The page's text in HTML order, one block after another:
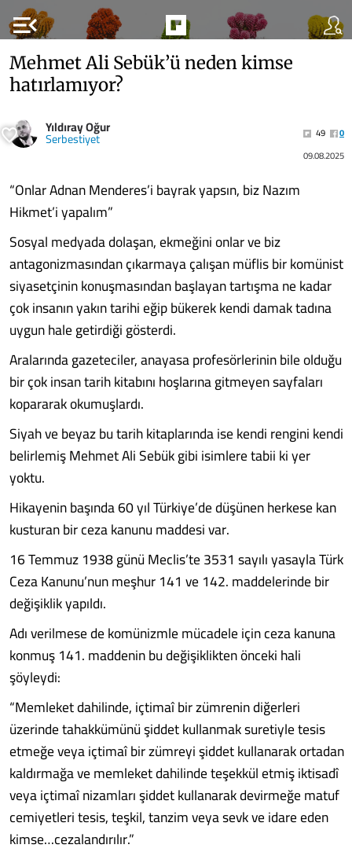
menu_open
Mehmet Ali Sebük’ü neden kimse
hatırlamıyor?
Yıldıray Oğur
Serbestiyet 49
0
09.08.2025
“Onlar Adnan Menderes’i bayrak yapsın, biz Nazım
Hikmet’i yapalım”
Sosyal medyada dolaşan, ekmeğini onlar ve biz
antagonizmasından çıkarmaya çalışan müflis bir komünist
siyasetçinin konuşmasından başlayan tartışma ne kadar
çok insanın yakın tarihi eğip bükerek kendi damak tadına
uygun hale getirdiği gösterdi.
Aralarında gazeteciler, anayasa profesörlerinin bile olduğu
bir çok insan tarih kitabını hoşlarına gitmeyen sayfaları
kopararak okumuşlardı.
Siyah ve beyaz bu tarih kitaplarında ise kendi rengini kendi
belirlemiş Mehmet Ali Sebük gibi isimlere tabii ki yer
yoktu.
Hikayenin başında 60 yıl Türkiye’de düşünen herkese kan
kusturan bir ceza kanunu maddesi var.
16 Temmuz 1938 günü Meclis’te 3531 sayılı yasayla Türk
Ceza Kanunu’nun meşhur 141 ve 142. maddelerinde bir
değişiklik yapıldı.
Adı verilmese de komünizmle mücadele için ceza kanuna
konmuş 141. maddenin bu değişiklikten önceki hali
şöyleydi:
“Memleket dahilinde, içtimaî bir zümrenin diğerleri
üzerinde tahakkümünü şiddet kullanmak suretiyle tesis
etmeğe veya içtimaî bir zümreyi şiddet kullanarak ortadan
kaldırmağa ve memleket dahilinde teşekkül etmiş iktisadî
veya içtimaî nizamları şiddet kullanarak devirmeğe matuf
cemiyetleri tesis, teşkil, tanzim veya sevk ve idare eden
kimse…cezalandırılır.”